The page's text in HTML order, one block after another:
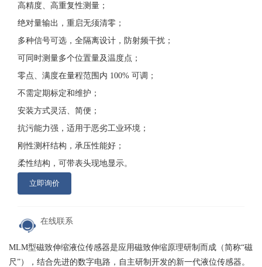
高精度、高重复性测量；
绝对量输出，重启无须清零；
多种信号可选，全隔离设计，防射频干扰；
可同时测量多个位置量及温度点；
零点、满度在量程范围内 100% 可调；
不需定期标定和维护；
安装方式灵活、简便；
抗污能力强，适用于恶劣工业环境；
刚性测杆结构，承压性能好；
柔性结构，可带表头现地显示。
立即询价
在线联系
MLM型磁致伸缩液位传感器是应用磁致伸缩原理研制而成（简称“磁
尺”），结合先进的数字电路，自主研制开发的新一代液位传感器。